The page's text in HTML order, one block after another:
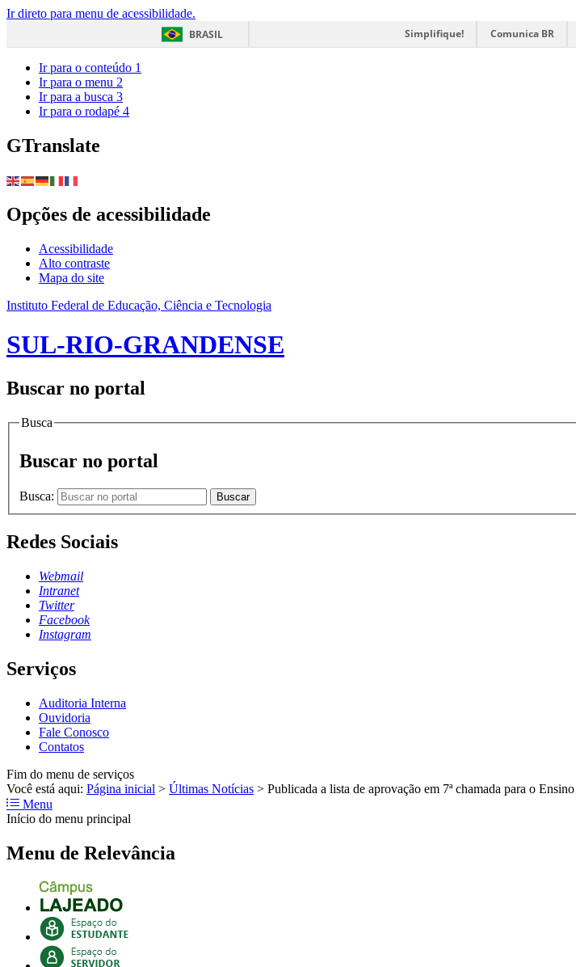
Ir direto para menu de acessibilidade.
BRASIL
Simplifique! Comunica BR
Ir para o conteúdo 1
Ir para o menu 2
Ir para a busca 3
Ir para o rodapé 4
GTranslate
Opções de acessibilidade
Acessibilidade
Alto contraste
Mapa do site
Instituto Federal de Educação, Ciência e Tecnologia
SUL-RIO-GRANDENSE
Buscar no portal
Busca
Buscar no portal
Busca: Buscar
Redes Sociais
Webmail
Intranet
Twitter
Facebook
Instagram
Serviços
Auditoria Interna
Ouvidoria
Fale Conosco
Contatos
Fim do menu de serviços
Você está aqui: Página inicial > Últimas Notícias > Publicada a lista de aprovação em 7ª chamada para o
Menu
Início do menu principal
Menu de Relevância